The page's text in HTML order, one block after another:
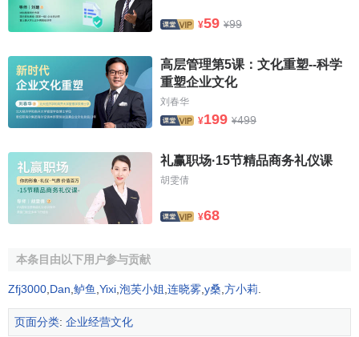
(3)制度层面：包括服务机制、服务手段等，这是服务文
企业将优秀的服务文化用制度的方式规定下来，形成科
学的管理体系和服务机制，将抽象的服务概念和要求变为具
体的服务指标，渗透到企业的经营管理当中。现代化服务手
管理的水平和效率。
服务文化的内容[3]
点。
1、组织的最高目标或使命
企业文化是如何发挥对企业的
¥59 ¥99
高层管理第5课：文化重塑--科学
重塑企业文化
刘春华
¥199 ¥499
礼赢职场·15节精品商务礼仪课
胡雯倩
¥68
本条目由以下用户参与贡献
Zfj3000 Dan 鲈鱼 Yixi 泡芙小姐 连晓雾 y桑 方小莉
页面分类: 企业经营文化